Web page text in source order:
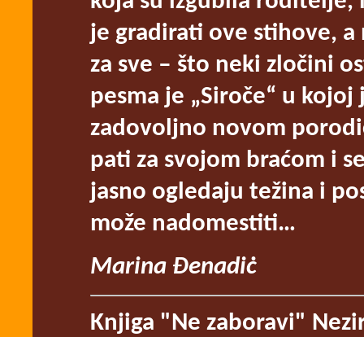
je gradirati ove stihove,
za sve ‒ što neki zločini
pesma je „Siroče“ u
zadovoljno novom
pati za svojom braćom i
jasno ogledaju težina i
može nadomestiti…
Marina Ðenadiċ
Knjiga "Ne zaboravi"